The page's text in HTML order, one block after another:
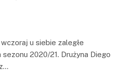
u siebie zaległe
2020/21. Drużyna Diego